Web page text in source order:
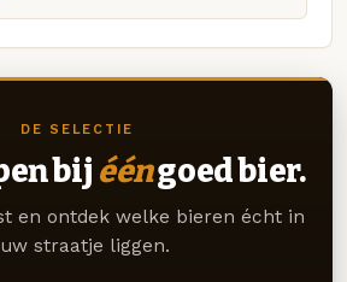
DE SELECTIE
bij ééngoed bier.
en ontdek welke bieren écht in
straatje liggen.